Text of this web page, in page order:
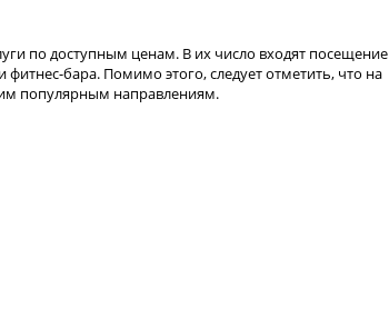
по доступным ценам. В их число входят посещение
бара. Помимо этого, следует отметить, что на
популярным направлениям.